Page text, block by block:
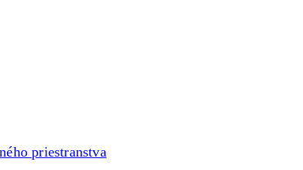
priestranstva